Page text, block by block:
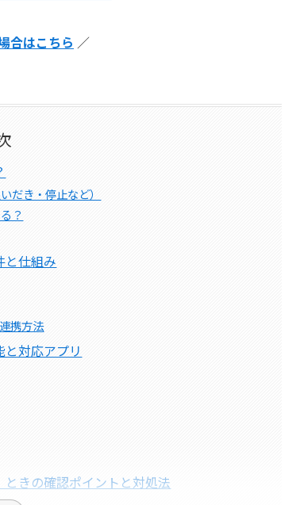
合はこちら ／
だき・停止など）
？
と仕組み
携方法
と対応アプリ
きの確認ポイントと対処法